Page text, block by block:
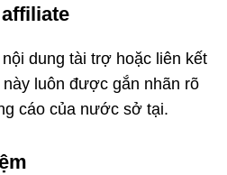
dung tài trợ hoặc liên kết
luôn được gắn nhãn rõ
cáo của nước sở tại.